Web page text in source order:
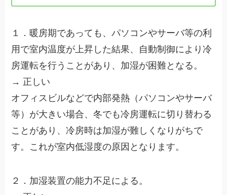
１．暖房期であっても、パソコンやサーバ等の利
用で室内温度が上昇した結果、自動制御により冷
房運転を行うことがあり、加湿が困難となる。
→ 正しい
オフィスビルなどで内部発熱（パソコンやサーバ
等）が大きい場合、冬でも冷房運転に切り替わる
ことがあり、冷房時は加湿が難しくなりがちで
す。これが室内低湿度の原因となります。
２．加湿装置の能力不足による。